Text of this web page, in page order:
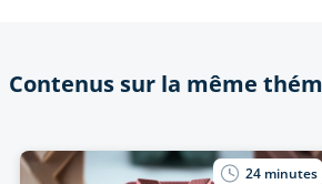
Contenus sur la même
24 minutes